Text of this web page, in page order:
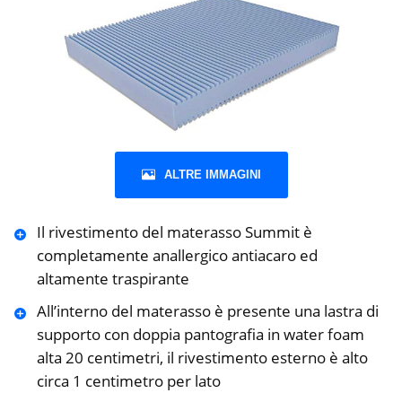
ALTRE IMMAGINI
Il rivestimento del materasso Summit è
completamente anallergico antiacaro ed
altamente traspirante
All’interno del materasso è presente una lastra di
supporto con doppia pantografia in water foam
alta 20 centimetri, il rivestimento esterno è alto
circa 1 centimetro per lato